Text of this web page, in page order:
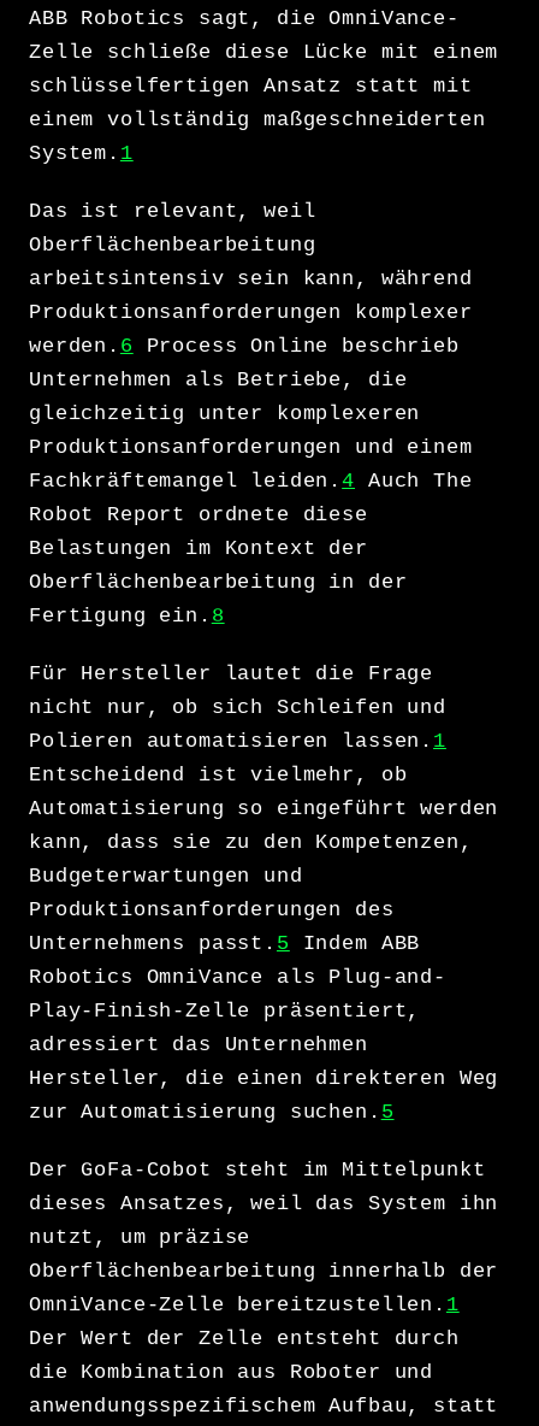
ABB Robotics sagt, die OmniVance-
Zelle schließe diese Lücke mit einem
schlüsselfertigen Ansatz statt mit
einem vollständig maßgeschneiderten
System. 1
Das ist relevant, weil
Oberflächenbearbeitung
arbeitsintensiv sein kann, während
Produktionsanforderungen komplexer
werden. 6 Process Online beschrieb
Unternehmen als Betriebe, die
gleichzeitig unter komplexeren
Produktionsanforderungen und einem
Fachkräftemangel leiden.4 Auch The
Robot Report ordnete diese
Belastungen im Kontext der
Oberflächenbearbeitung in der
Fertigung ein. 8
Für Hersteller lautet die Frage
nicht nur, ob sich Schleifen und
Polieren automatisieren lassen. 1
Entscheidend ist vielmehr, ob
Automatisierung so eingeführt werden
kann, dass sie zu den Kompetenzen,
Budgeterwartungen und
Produktionsanforderungen des
Unternehmens passt. 5 Indem ABB
Robotics OmniVance als Plug-and-
Play-Finish-Zelle präsentiert,
adressiert das Unternehmen
Hersteller, die einen direkteren Weg
zur Automatisierung suchen. 5
Der GoFa-Cobot steht im Mittelpunkt
dieses Ansatzes, weil das System ihn
nutzt, um präzise
Oberflächenbearbeitung innerhalb der
OmniVance-Zelle bereitzustellen. 1
Der Wert der Zelle entsteht durch
die Kombination aus Roboter und
anwendungsspezifischem Aufbau, statt